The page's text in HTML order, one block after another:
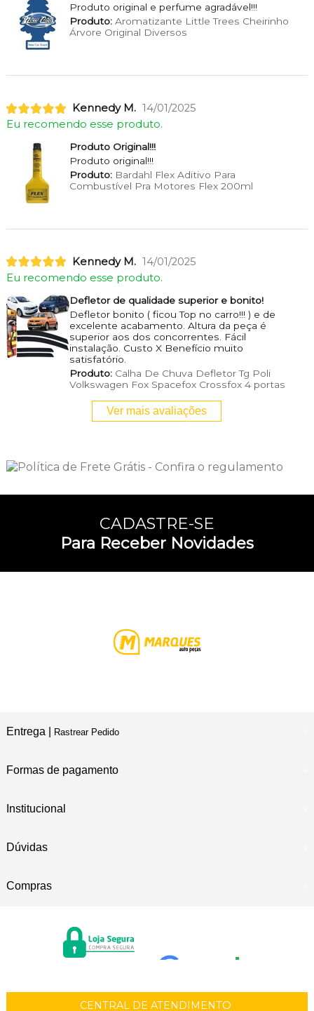
Produto original e perfume agradável!!!
Produto:Aromatizante Little Trees Cheirinho
Árvore Original Diversos
Kennedy M. 14/01/2025
Eu recomendo esse produto.
Produto Original!!!
Produto original!!!
Produto:Bardahl Flex Aditivo Para
Combustível Pra Motores Flex 200ml
Kennedy M. 14/01/2025
Eu recomendo esse produto.
Defletor de qualidade superior e bonito!
Defletor bonito ( ficou Top no carro!!! ) e de
excelente acabamento. Altura da peça é
superior aos dos concorrentes. Fácil
instalação. Custo X Benefício muito
satisfatório.
Produto:Calha De Chuva Defletor Tg Poli
Volkswagen Fox Spacefox Crossfox 4 portas
Ver mais avaliações
CADASTRE-SE
Para Receber Novidades
Entrega | Rastrear Pedido
Formas de pagamento
Institucional
Dúvidas
Compras
CENTRAL DE ATENDIMENTO